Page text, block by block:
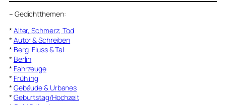
– Gedichtthemen:
* Alter, Schmerz, Tod
* Autor & Schreiben
* Berg, Fluss & Tal
* Berlin
* Fahrzeuge
* Frühling
* Gebäude & Urbanes
* Geburtstag/Hochzeit